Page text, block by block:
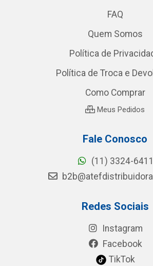
FAQ
Quem Somos
Política de
Política de Troca e
Como Comprar
Meus Pedidos
Fale Conosco
(11) 3324-6411
Redes Sociais
Instagram
Facebook
TikTok